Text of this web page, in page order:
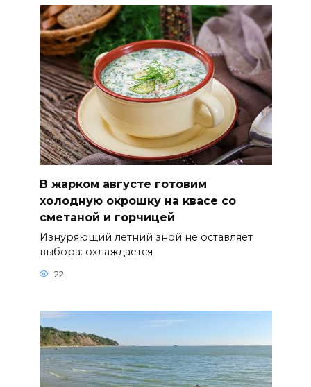
В жарком августе готовим
холодную окрошку на квасе со
сметаной и горчицей
Изнуряющий летний зной не оставляет
выбора: охлаждается
22